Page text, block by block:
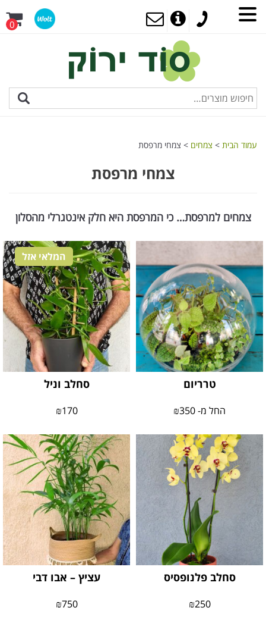
0
עמוד הבית > צמחים > צמחי מרפסת
צמחי מרפסת
צמחים למרפסת… כי המרפסת היא חלק אינטגרלי מהסלון
טרריום
החל מ- ₪350
המלאי אזל
סחלב וניל
₪170
סחלב פלנופסיס
₪250
עציץ – אבו דבי
₪750